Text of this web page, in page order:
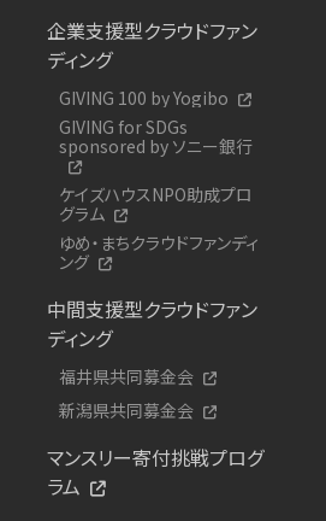
企業支援型クラウドファン
ディング
GIVING 100 by Yogibo
GIVING for SDGs
sponsored by ソニー銀行
ケイズハウスNPO助成プロ
グラム
ゆめ・まちクラウドファンディ
ング
中間支援型クラウドファン
ディング
福井県共同募金会
新潟県共同募金会
マンスリー寄付挑戦プログ
ラム